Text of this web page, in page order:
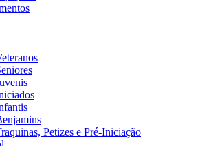
Petizes e Pré-Iniciação